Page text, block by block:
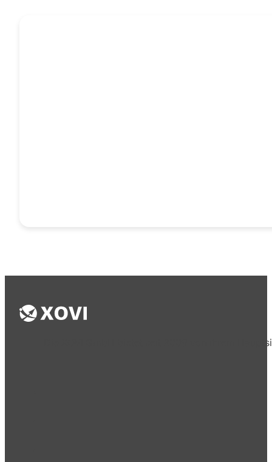
Die XOVI GmbH bietet seit 2009 von ihrem